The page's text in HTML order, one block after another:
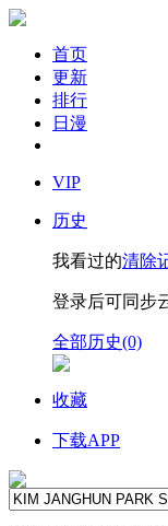
首页
更新
排行
日漫
VIP
历史
我看过的清除
登录后可同步
全部历史(0)
收藏
下载APP